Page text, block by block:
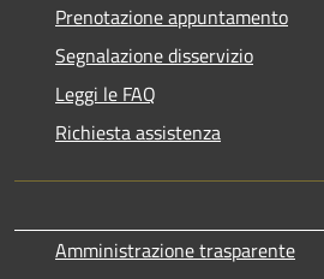
Prenotazione appuntamento
Segnalazione disservizio
Leggi le FAQ
Richiesta assistenza
Amministrazione trasparente